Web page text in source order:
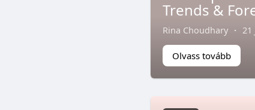
Trends &
Rina Choudhary · 21
Olvass tovább